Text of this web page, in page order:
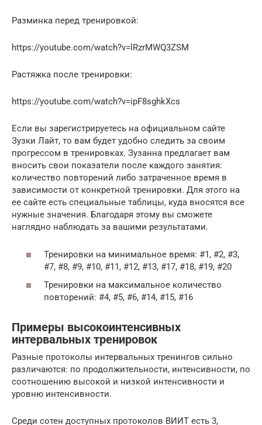
Разминка перед тренировкой:
https://youtube.com/watch?v=lRzrMWQ3ZSM
Растяжка после тренировки:
https://youtube.com/watch?v=ipF8sghkXcs
Если вы зарегистрируетесь на официальном сайте
Зузки Лайт, то вам будет удобно следить за своим
прогрессом в тренировках. Зузанна предлагает вам
вносить свои показатели после каждого занятия:
количество повторений либо затраченное время в
зависимости от конкретной тренировки. Для этого на
ее сайте есть специальные таблицы, куда вносятся все
нужные значения. Благодаря этому вы сможете
наглядно наблюдать за вашими результатами.
Тренировки на минимальное время: #1, #2, #3,
#7, #8, #9, #10, #11, #12, #13, #17, #18, #19, #20
Тренировки на максимальное количество
повторений: #4, #5, #6, #14, #15, #16
Примеры высокоинтенсивных
интервальных тренировок
Разные протоколы интервальных тренингов сильно
различаются: по продолжительности, интенсивности, по
соотношению высокой и низкой интенсивности и
уровню интенсивности.
Среди сотен доступных протоколов ВИИТ есть 3,